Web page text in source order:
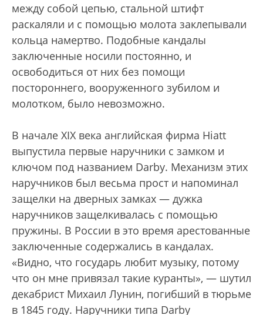
между собой цепью, стальной штифт
раскаляли и с помощью молота заклепывали
кольца намертво. Подобные кандалы
заключенные носили постоянно, и
освободиться от них без помощи
постороннего, вооруженного зубилом и
молотком, было невозможно.
В начале XIX века английская фирма Hiatt
выпустила первые наручники с замком и
ключом под названием Darby. Механизм этих
наручников был весьма прост и напоминал
защелки на дверных замках — дужка
наручников защелкивалась с помощью
пружины. В России в это время арестованные
заключенные содержались в кандалах.
«Видно, что государь любит музыку, потому
что он мне привязал такие куранты», — шутил
декабрист Михаил Лунин, погибший в тюрьме
в 1845 году. Наручники типа Darby